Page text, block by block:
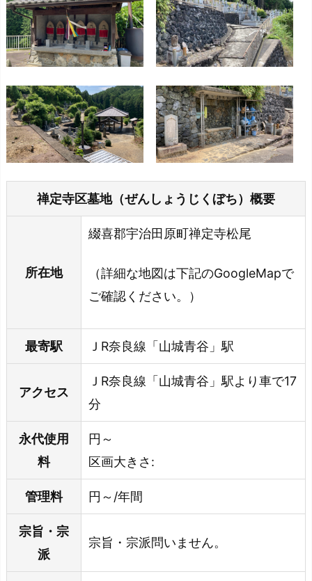
禅定寺区墓地（ぜんしょうじくぼち）概要
所在地
綴喜郡宇治田原町禅定寺松尾
（詳細な地図は下記のGoogleMapで
ご確認ください。）
最寄駅 ＪR奈良線「山城青谷」駅
アクセス
ＪR奈良線「山城青谷」駅より車で17
分
永代使用
料
円～
区画大きさ:
管理料 円～/年間
宗旨・宗
派
宗旨・宗派問いません。